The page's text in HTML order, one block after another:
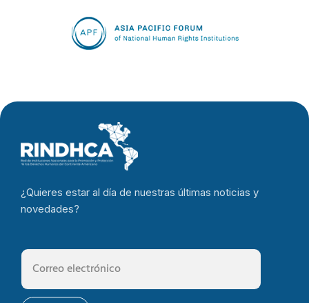
¿Quieres estar al día de nuestras últimas noticias y
novedades?